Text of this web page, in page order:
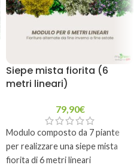
Siepe mista fiorita (6
metri lineari)
79,90€
Modulo composto da 7 piante
per realizzare una siepe mista
fiorita di 6 metri lineari